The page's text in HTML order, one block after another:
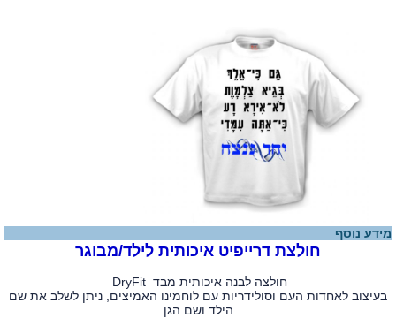
מידע נוסף
חולצת דרייפיט איכותית לילד/מבוגר
חולצה לבנה איכותית מבד DryFit
בעיצוב לאחדות העם וסולידריות עם לוחמינו האמיצים, ניתן לשלב את שם
הילד ושם הגן